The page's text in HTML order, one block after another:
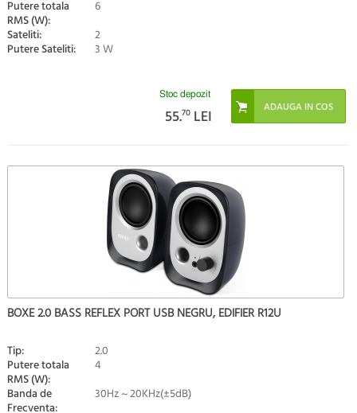
Putere totala
RMS (W):
6
Sateliti:
2
Putere Sateliti: 3 W
Stoc depozit
55.70 LEI
BOXE 2.0 BASS REFLEX PORT USB NEGRU, EDIFIER R12U
Tip: 2.0
Putere totala
RMS (W):
4
Banda de
Frecventa:
30Hz ~ 20KHz(±5dB)